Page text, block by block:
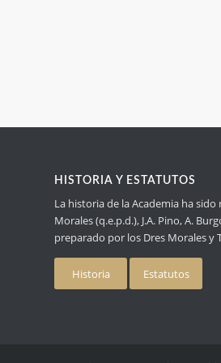
HISTORIA Y ESTATUTOS
La historia de la Academia ha
Morales (q.e.p.d.), J.A. Pino, A.
preparado por los Dres Morales y
Historia Estatutos